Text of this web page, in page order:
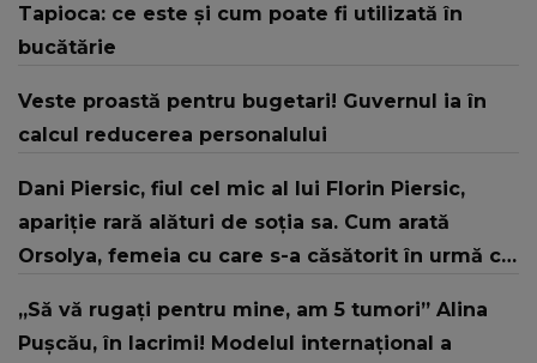
Tapioca: ce este și cum poate fi utilizată în
bucătărie
Veste proastă pentru bugetari! Guvernul ia în
calcul reducerea personalului
Dani Piersic, fiul cel mic al lui Florin Piersic,
apariție rară alături de soția sa. Cum arată
Orsolya, femeia cu care s-a căsătorit în urmă cu
„Să vă rugați pentru mine, am 5 tumori” Alina
Pușcău, în lacrimi! Modelul internațional a